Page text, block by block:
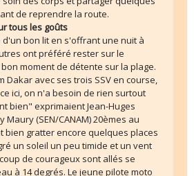
de reprendre la route.
tous les goûts
bon lit en s'offrant une nuit à
ont préféré rester sur le
moment de détente sur la plage.
Dakar avec ses trois SSV en course,
ici, on n'a besoin de rien surtout
bien" exprimaient Jean-Huges
(SEN/CANAM) 20èmes au
bien gratter encore quelques places
un soleil un peu timide et un vent
de courageux sont allés se
à 14 degrés. Le jeune pilote moto